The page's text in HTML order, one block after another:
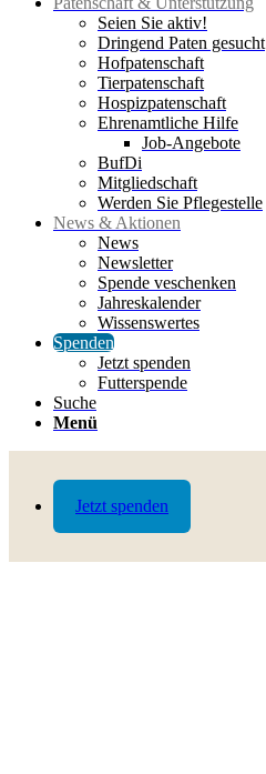
Jetzt spenden
Seien Sie aktiv!
Dringend Paten gesucht
Hofpatenschaft
Tierpatenschaft
Hospizpatenschaft
Ehrenamtliche Hilfe
Job-Angebote
BufDi
Mitgliedschaft
Werden Sie Pflegestelle
News & Aktionen
News
Newsletter
Spende veschenken
Jahreskalender
Wissenswertes
Spenden
Jetzt spenden
Futterspende
Suche
Menü